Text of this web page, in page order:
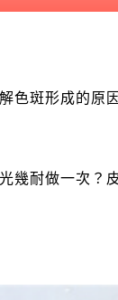
色斑形成的原
幾耐做一次？